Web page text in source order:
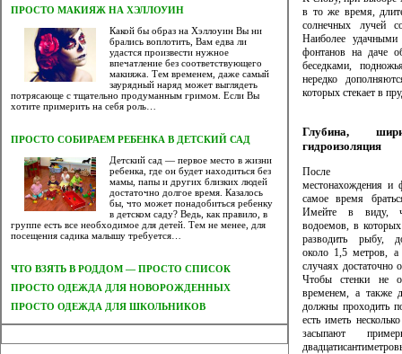
ПРОСТО МАКИЯЖ НА ХЭЛЛОУИН
Какой бы образ на Хэллоуин Вы ни
брались воплотить, Вам едва ли
удастся произвести нужное
впечатление без соответствующего
макияжа. Тем временем, даже самый
заурядный наряд может выглядеть
потрясающе с тщательно продуманным гримом. Если Вы
хотите примерить на себя роль…
ПРОСТО СОБИРАЕМ РЕБЕНКА В ДЕТСКИЙ САД
Детский сад — первое место в жизни
ребенка, где он будет находиться без
мамы, папы и других близких людей
достаточно долгое время. Казалось
бы, что может понадобиться ребенку
в детском саду? Ведь, как правило, в
группе есть все необходимое для детей. Тем не менее, для
посещения садика малышу требуется…
ЧТО ВЗЯТЬ В РОДДОМ — ПРОСТО СПИСОК
ПРОСТО ОДЕЖДА ДЛЯ НОВОРОЖДЕННЫХ
ПРОСТО ОДЕЖДА ДЛЯ ШКОЛЬНИКОВ
в то же время,
солнечных лучей
Наиболее
фонтанов на даче
беседками,
нередко
которых стекает в
Глубина,
гидроизоляция
После
местонахождения и
самое время
Имейте в виду,
водоемов, в которых
разводить рыбу,
около 1,5 метров, а
случаях достаточно
Чтобы стенки не
временем, а также
должны проходить
есть иметь
засыпают